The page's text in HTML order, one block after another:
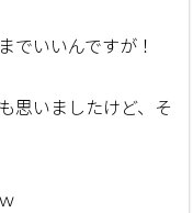
でいいんですが！
思いましたけど、そ